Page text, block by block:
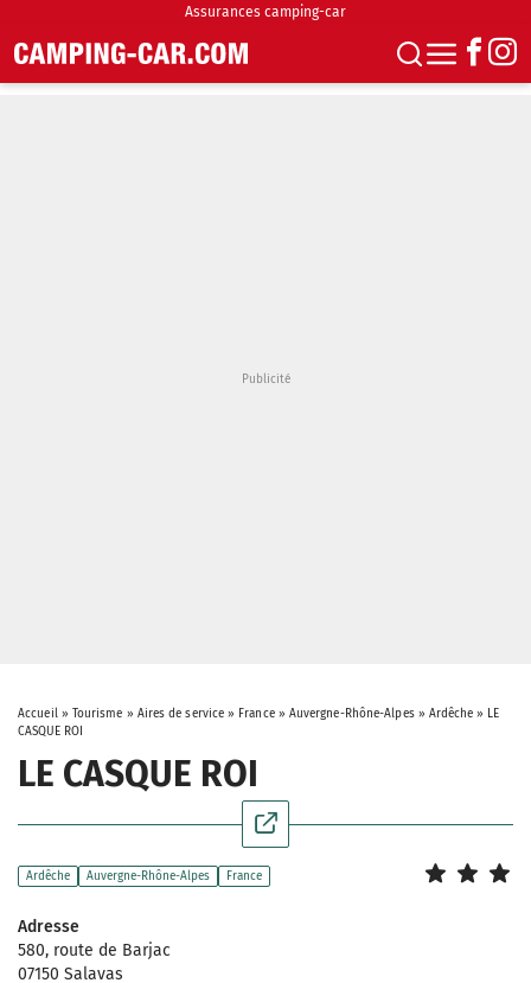
Assurances camping-car
Accueil» Tourisme » Aires de service » France» Auvergne-Rhône-Alpes» Ardêche » LE
CASQUE ROI
LE CASQUE ROI
Ardêche Auvergne-Rhône-Alpes France
Adresse
580, route de Barjac
07150 Salavas